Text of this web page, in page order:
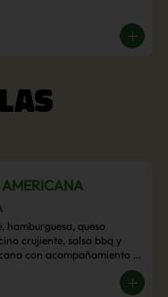
AMERICANA
hamburguesa, queso
crujiente, salsa bbq y
con acompañamiento